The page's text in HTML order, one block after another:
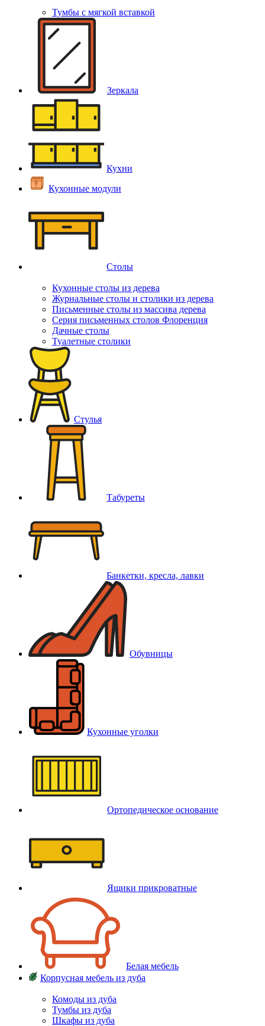
Тумбы с мягкой вставкой
Зеркала
Кухни
Кухонные модули
Столы
Кухонные столы из дерева
Журнальные столы и столики из дерева
Письменные столы из массива дерева
Серия письменных столов Флоренция
Дачные столы
Туалетные столики
Стулья
Табуреты
Банкетки, кресла, лавки
Обувницы
Кухонные уголки
Ортопедическое основание
Ящики прикроватные
Белая мебель
Корпусная мебель из дуба
Комоды из дуба
Тумбы из дуба
Шкафы из дуба